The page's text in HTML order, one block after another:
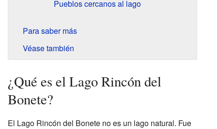
Pueblos cercanos al lago
Para saber más
Véase también
¿Qué es el Lago Rincón del
Bonete?
El Lago Rincón del Bonete no es un lago natural. Fue